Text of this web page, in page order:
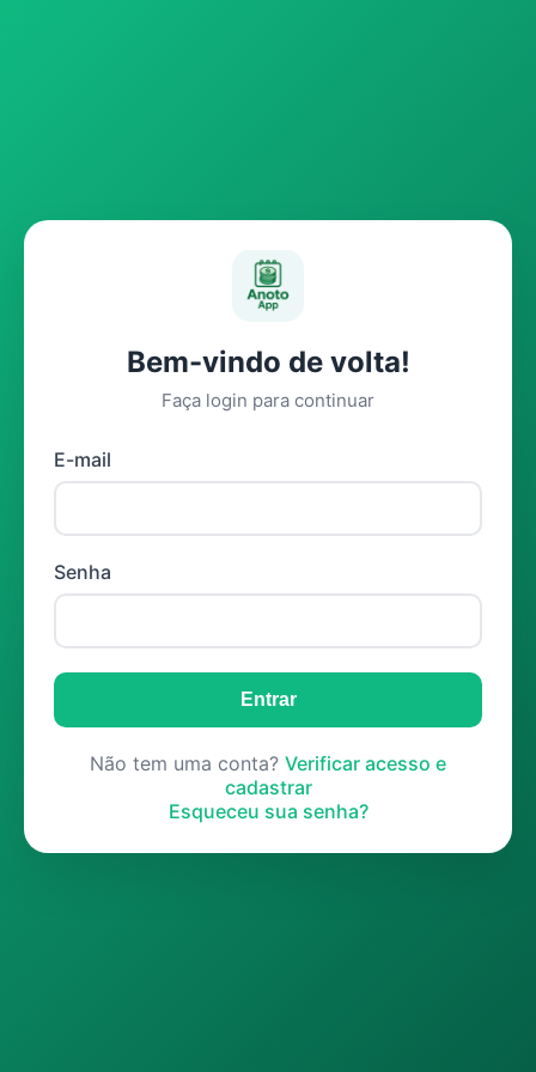
Bem-vindo de volta!
Faça login para continuar
E-mail
Senha
Entrar
Não tem uma conta? Verificar acesso e
cadastrar
Esqueceu sua senha?